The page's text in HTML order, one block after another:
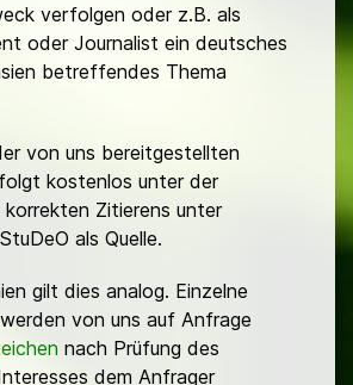
verfolgen oder z.B. als
oder Journalist ein deutsches
betreffendes Thema
von uns bereitgestellten
kostenlos unter der
Zitierens unter
als Quelle.
gilt dies analog. Einzelne
von uns auf Anfrage
nach Prüfung des
dem Anfrager